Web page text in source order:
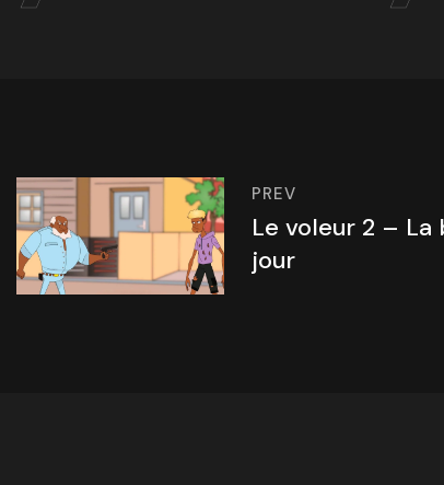
PREV
Le voleur 2 – La
jour